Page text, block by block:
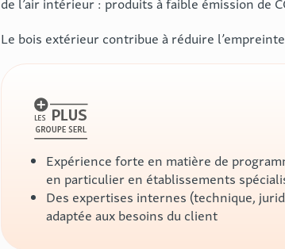
Le bois extérieur contribue à réduire
Expérience forte en matière de
en particulier en établissements
Des expertises internes (technique,
adaptée aux besoins du client